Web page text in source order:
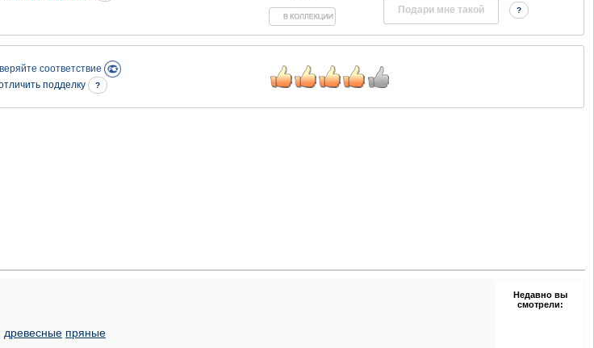
?
соответствие
подделку
?
древесные пряные
Недавно вы
смотрели: